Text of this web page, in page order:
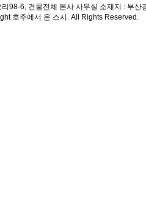
98-6, 건물전체 본사 사무실 소재지 : 부산
호주에서 온 스시. All Rights Reserved.